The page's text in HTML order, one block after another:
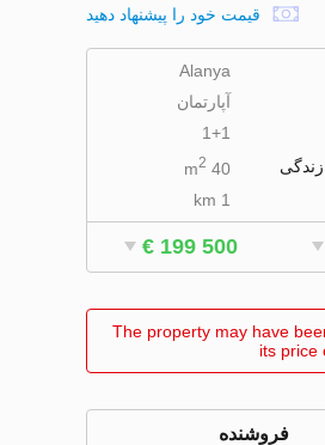
قیمت خود را پیشنهاد دهید
Alanya
آپارتمان
1+1
40 m
2
1 km
€ 199 500
The property may have
its price
فروشنده